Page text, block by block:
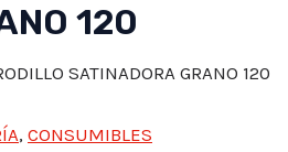
120
SATINADORA GRANO 120
, CONSUMIBLES